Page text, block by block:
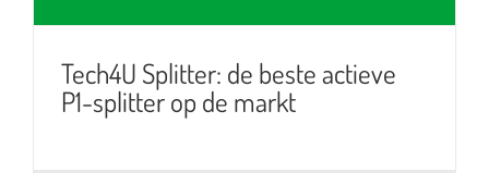
Tech4U Splitter: de beste actieve
P1-splitter op de markt